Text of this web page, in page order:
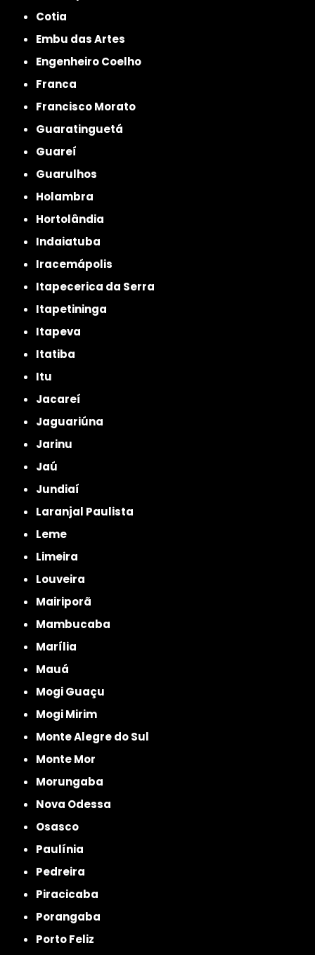
Cotia
Embu das Artes
Engenheiro Coelho
Franca
Francisco Morato
Guaratinguetá
Guareí
Guarulhos
Holambra
Hortolândia
Indaiatuba
Iracemápolis
Itapecerica da Serra
Itapetininga
Itapeva
Itatiba
Itu
Jacareí
Jaguariúna
Jarinu
Jaú
Jundiaí
Laranjal Paulista
Leme
Limeira
Louveira
Mairiporã
Mambucaba
Marília
Mauá
Mogi Guaçu
Mogi Mirim
Monte Alegre do Sul
Monte Mor
Morungaba
Nova Odessa
Osasco
Paulínia
Pedreira
Piracicaba
Porangaba
Porto Feliz